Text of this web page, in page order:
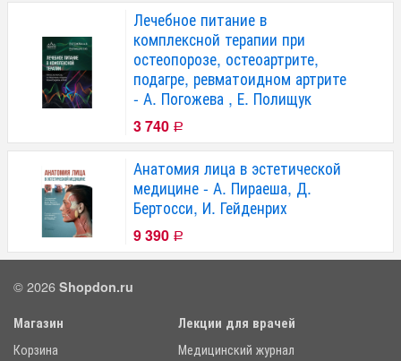
Лечебное питание в
комплексной терапии при
остеопорозе, остеоартрите,
подагре, ревматоидном артрите
- А. Погожева , Е. Полищук
3 740 Р
Анатомия лица в эстетической
медицине - А. Пираеша, Д.
Бертосси, И. Гейденрих
9 390 Р
© 2026 Shopdon.ru
Магазин
Корзина
Лекции для врачей
Медицинский журнал